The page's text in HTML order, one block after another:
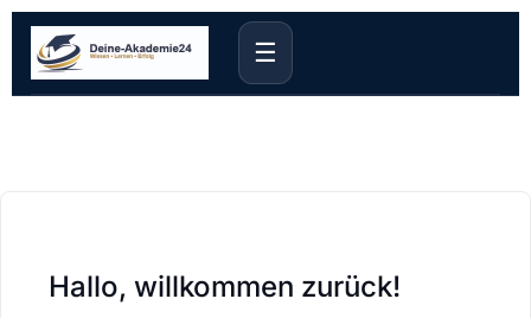
☰
Hallo, willkommen zurück!